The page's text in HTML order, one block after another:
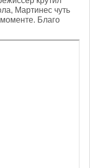
Мартинес чуть
Благо